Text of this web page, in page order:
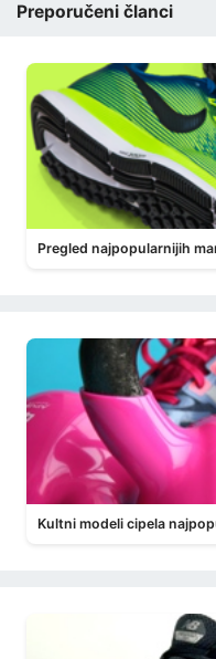
Preporučeni članci
Pregled najpopularnijih
Kultni modeli cipela